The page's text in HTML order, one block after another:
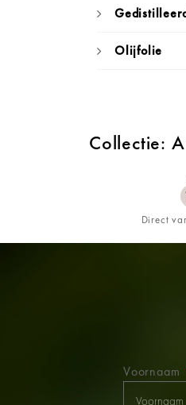
Olijfolie
Collectie:
Direct
Voornaam